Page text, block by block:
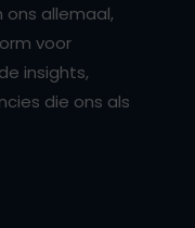
allemaal,
voor
insights,
die ons als